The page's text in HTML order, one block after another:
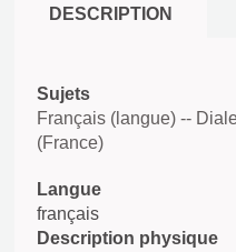
DESCRIPTION
Sujets
Français (langue) --
(France)
Langue
français
Description physique